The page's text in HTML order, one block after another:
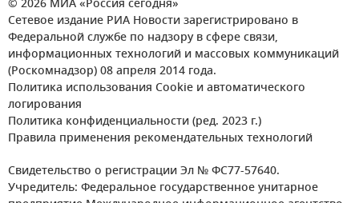
© 2026 МИА «Россия сегодня»
Сетевое издание РИА Новости зарегистрировано в
Федеральной службе по надзору в сфере связи,
информационных технологий и массовых коммуникаций
(Роскомнадзор) 08 апреля 2014 года.
Политика использования Cookie и автоматического
логирования
Политика конфиденциальности (ред. 2023 г.)
Правила применения рекомендательных технологий
Свидетельство о регистрации Эл № ФС77-57640.
Учредитель: Федеральное государственное унитарное